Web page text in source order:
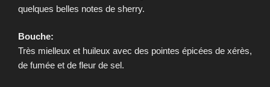
quelques belles notes de sherry.
Bouche:
Très mielleux et huileux avec des pointes épicées de xérès,
de fumée et de fleur de sel.